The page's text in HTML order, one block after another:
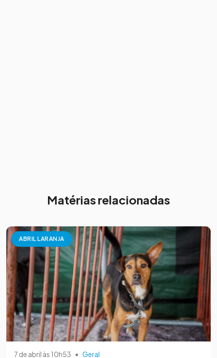
Matérias relacionadas
ABRIL LARANJA
7 de abril às 10h53 • Geral